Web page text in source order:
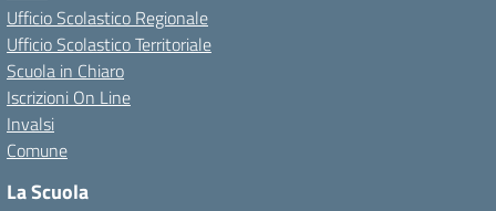
Ufficio Scolastico Regionale
Ufficio Scolastico Territoriale
Scuola in Chiaro
Iscrizioni On Line
Invalsi
Comune
La Scuola